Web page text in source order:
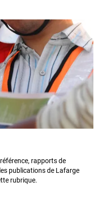
rapports de
publications de Lafarge
rubrique.